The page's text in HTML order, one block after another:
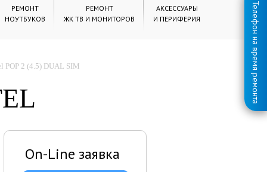
Телефон на время ремонта
РЕМОНТ
НОУТБУКОВ
РЕМОНТ
ЖК ТВ И МОНИТОРОВ
АКСЕССУАРЫ
И ПЕРИФЕРИЯ
2 (4.5) DUAL SIM
On-Line заявка